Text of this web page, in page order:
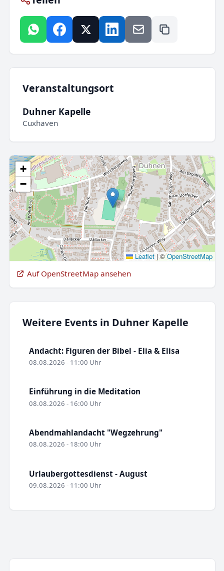
Veranstaltungsort
Duhner Kapelle
Cuxhaven
+
−
Leaflet |©OpenStreetMap
Auf OpenStreetMap ansehen
Weitere Events in Duhner Kapelle
Andacht: Figuren der Bibel - Elia & Elisa
08.08.2026 - 11:00 Uhr
Einführung in die Meditation
08.08.2026 - 16:00 Uhr
Abendmahlandacht "Wegzehrung"
08.08.2026 - 18:00 Uhr
Urlaubergottesdienst - August
09.08.2026 - 11:00 Uhr